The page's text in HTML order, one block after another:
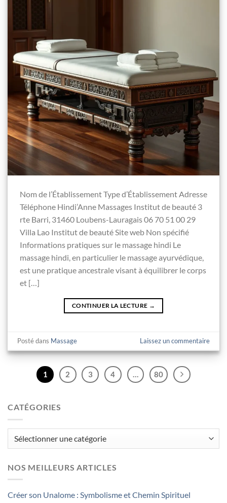
Nom de l’Établissement Type d’Établissement Adresse
Téléphone Hindi’Anne Massages Institut de beauté 3
rte Barri, 31460 Loubens-Lauragais 06 70 51 00 29
Villa Lao Institut de beauté Site web Non spécifié
Informations pratiques sur le massage hindi Le
massage hindi, en particulier le massage ayurvédique,
est une pratique ancestrale visant à équilibrer le corps
et […]
CONTINUER LA LECTURE →
Posté dans Massage Laissez un commentaire
1 2 3 4 80
CATÉGORIES
NOS MEILLEURS ARTICLES
Créer son Unalome : Symbolisme et Chemin Spirituel